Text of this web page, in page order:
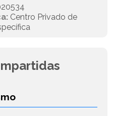
Centro Privado de